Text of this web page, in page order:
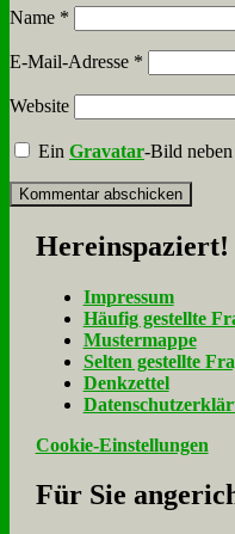
Name *
E-Mail-Adresse *
Website
EinGravatar-Bild
Her­ein­spa­ziert!
Im­pres­sum
Häu­fig ge­stell­te
Mu­ster­map­pe
Sel­ten ge­stell­te
Denk­zet­tel
Cookie-Einstellungen
Für Sie